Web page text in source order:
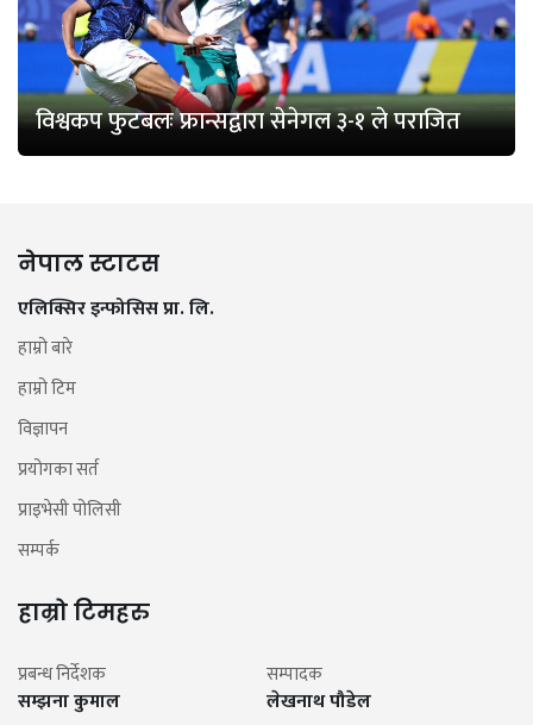
विश्वकप फुटबलः फ्रान्सद्वारा सेनेगल ३-१ ले पराजित
नेपाल स्टाटस
एलिक्सिर इन्फोसिस प्रा. लि.
हाम्रो बारे
हाम्रो टिम
विज्ञापन
प्रयोगका सर्त
प्राइभेसी पोलिसी
सम्पर्क
हाम्रो टिमहरु
प्रबन्ध निर्देशक
सम्झना कुमाल
सम्पादक
लेखनाथ पौडेल